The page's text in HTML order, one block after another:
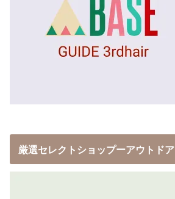
厳選セレクトショップーアウトドア